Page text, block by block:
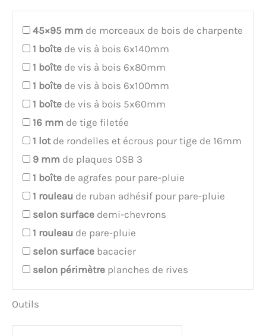
45×95 mm de morceaux de bois de charpente
1 boîte de vis à bois 6x140mm
1 boîte de vis à bois 6x80mm
1 boîte de vis à bois 6x100mm
1 boîte de vis à bois 5x60mm
16 mm de tige filetée
1 lotde rondelles et écrous pour tige de 16mm
9 mm de plaques OSB 3
1 boîte de agrafes pour pare-pluie
1 rouleau de ruban adhésif pour pare-pluie
selon surface demi-chevrons
1 rouleau de pare-pluie
selon surface bacacier
selon périmètre planches de rives
Outils